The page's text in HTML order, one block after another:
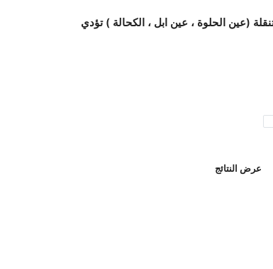
(عين الحلوة ، عين ابل ، الكحالة ) تؤدي
عرض النتائج